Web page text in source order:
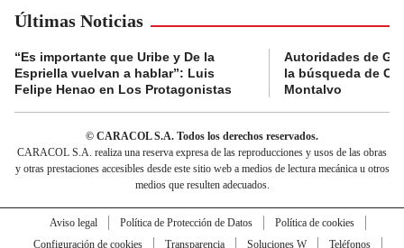
Últimas Noticias
“Es importante que Uribe y De la
Espriella vuelvan a hablar”: Luis
Felipe Henao en Los Protagonistas
Autoridades de
la búsqueda de
Montalvo
© CARACOL S.A. Todos los derechos reservados.
CARACOL S.A. realiza una reserva expresa de las reproducciones y usos de las obras
y otras prestaciones accesibles desde este sitio web a medios de lectura mecánica u otros
medios que resulten adecuados.
Aviso legal Política de Protección de Datos
Política de cookies
Configuración de cookies
Transparencia Soluciones W
Teléfonos